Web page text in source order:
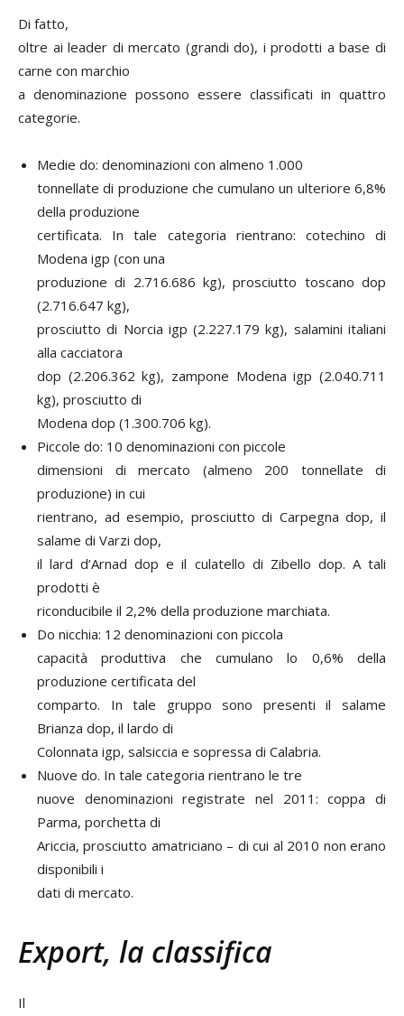
Di fatto,
oltre ai leader di mercato (grandi do), i prodotti a base di
carne con marchio
a denominazione possono essere classificati in quattro
categorie.
Medie do: denominazioni con almeno 1.000
tonnellate di produzione che cumulano un ulteriore 6,8%
della produzione
certificata. In tale categoria rientrano: cotechino di
Modena igp (con una
produzione di 2.716.686 kg), prosciutto toscano dop
(2.716.647 kg),
prosciutto di Norcia igp (2.227.179 kg), salamini italiani
alla cacciatora
dop (2.206.362 kg), zampone Modena igp (2.040.711
kg), prosciutto di
Modena dop (1.300.706 kg).
Piccole do: 10 denominazioni con piccole
dimensioni di mercato (almeno 200 tonnellate di
produzione) in cui
rientrano, ad esempio, prosciutto di Carpegna dop, il
salame di Varzi dop,
il lard d’Arnad dop e il culatello di Zibello dop. A tali
prodotti è
riconducibile il 2,2% della produzione marchiata.
Do nicchia: 12 denominazioni con piccola
capacità produttiva che cumulano lo 0,6% della
produzione certificata del
comparto. In tale gruppo sono presenti il salame
Brianza dop, il lardo di
Colonnata igp, salsiccia e sopressa di Calabria.
Nuove do. In tale categoria rientrano le tre
nuove denominazioni registrate nel 2011: coppa di
Parma, porchetta di
Ariccia, prosciutto amatriciano – di cui al 2010 non erano
disponibili i
dati di mercato.
Export, la classifica
Il